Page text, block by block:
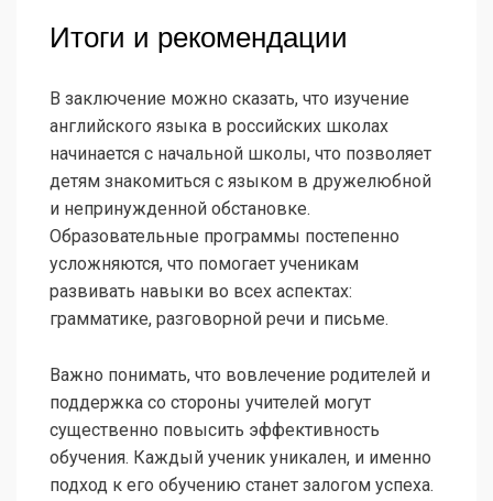
Итоги и рекомендации
В заключение можно сказать, что изучение
английского языка в российских школах
начинается с начальной школы, что позволяет
детям знакомиться с языком в дружелюбной
и непринужденной обстановке.
Образовательные программы постепенно
усложняются, что помогает ученикам
развивать навыки во всех аспектах:
грамматике, разговорной речи и письме.
Важно понимать, что вовлечение родителей и
поддержка со стороны учителей могут
существенно повысить эффективность
обучения. Каждый ученик уникален, и именно
подход к его обучению станет залогом успеха.